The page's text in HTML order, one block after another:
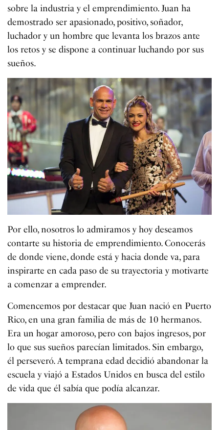
sobre la industria y el emprendimiento. Juan ha
demostrado ser apasionado, positivo, soñador,
luchador y un hombre que levanta los brazos ante
los retos y se dispone a continuar luchando por sus
sueños.
Por ello, nosotros lo admiramos y hoy deseamos
contarte su historia de emprendimiento. Conocerás
de donde viene, donde está y hacia donde va, para
inspirarte en cada paso de su trayectoria y motivarte
a comenzar a emprender.
Comencemos por destacar que Juan nació en Puerto
Rico, en una gran familia de más de 10 hermanos.
Era un hogar amoroso, pero con bajos ingresos, por
lo que sus sueños parecían limitados. Sin embargo,
él perseveró. A temprana edad decidió abandonar la
escuela y viajó a Estados Unidos en busca del estilo
de vida que él sabía que podía alcanzar.